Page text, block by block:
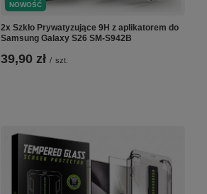
NOWOŚĆ
2x Szkło Prywatyzujące 9H z aplikatorem do
Samsung Galaxy S26 SM-S942B
39,90 zł / szt.